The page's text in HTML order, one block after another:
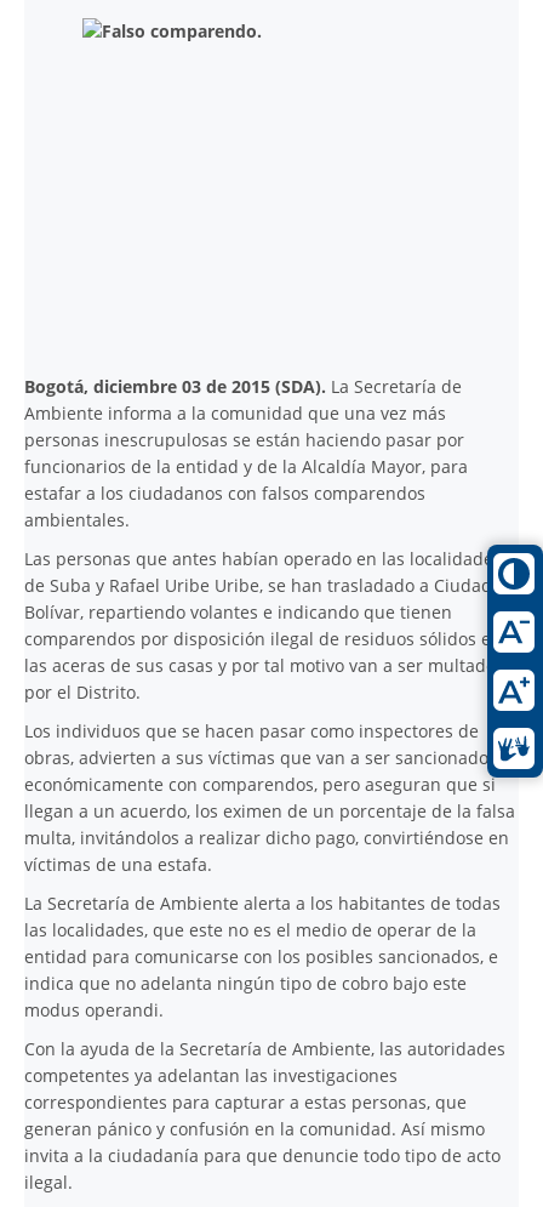
Bogotá, diciembre 03 de 2015 (SDA). La Secretaría de
Ambiente informa a la comunidad que una vez más
personas inescrupulosas se están haciendo pasar por
funcionarios de la entidad y de la Alcaldía Mayor, para
estafar a los ciudadanos con falsos comparendos
ambientales.
Las personas que antes habían operado en las localidades
de Suba y Rafael Uribe Uribe, se han trasladado a Ciudad
Bolívar, repartiendo volantes e indicando que tienen
comparendos por disposición ilegal de residuos sólidos en
las aceras de sus casas y por tal motivo van a ser multados
por el Distrito.
Los individuos que se hacen pasar como inspectores de
obras, advierten a sus víctimas que van a ser sancionados
económicamente con comparendos, pero aseguran que si
llegan a un acuerdo, los eximen de un porcentaje de la falsa
multa, invitándolos a realizar dicho pago, convirtiéndose en
víctimas de una estafa.
La Secretaría de Ambiente alerta a los habitantes de todas
las localidades, que este no es el medio de operar de la
entidad para comunicarse con los posibles sancionados, e
indica que no adelanta ningún tipo de cobro bajo este
modus operandi.
Con la ayuda de la Secretaría de Ambiente, las autoridades
competentes ya adelantan las investigaciones
correspondientes para capturar a estas personas, que
generan pánico y confusión en la comunidad. Así mismo
invita a la ciudadanía para que denuncie todo tipo de acto
ilegal.